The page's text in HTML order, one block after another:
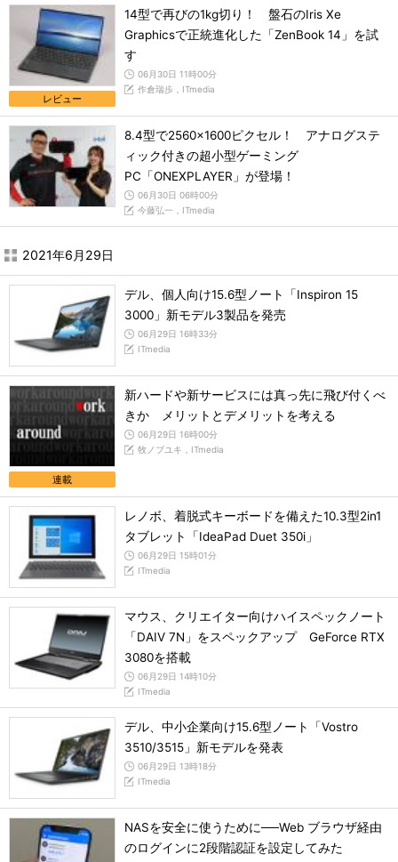
レビュー
14型で再びの1kg切り！ 盤石のIris Xe
Graphicsで正統進化した「ZenBook 14」を試
す
06月30日 11時00分
作倉瑞歩，ITmedia
8.4型で2560×1600ピクセル！ アナログステ
ィック付きの超小型ゲーミング
PC「ONEXPLAYER」が登場！
06月30日 06時00分
今藤弘一，ITmedia
2021年6月29日
デル、個人向け15.6型ノート「Inspiron 15
3000」新モデル3製品を発売
06月29日 16時33分
ITmedia
連載
新ハードや新サービスには真っ先に飛び付くべ
きか メリットとデメリットを考える
06月29日 16時00分
牧ノブユキ，ITmedia
レノボ、着脱式キーボードを備えた10.3型2in1
タブレット「IdeaPad Duet 350i」
06月29日 15時01分
ITmedia
マウス、クリエイター向けハイスペックノート
「DAIV 7N」をスペックアップ GeForce RTX
3080を搭載
06月29日 14時10分
ITmedia
デル、中小企業向け15.6型ノート「Vostro
3510/3515」新モデルを発表
06月29日 13時18分
ITmedia
NASを安全に使うために──Web ブラウザ経由
のログインに2段階認証を設定してみた